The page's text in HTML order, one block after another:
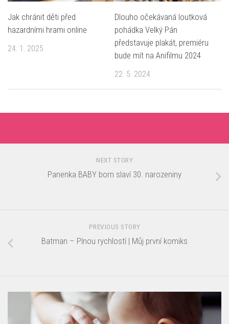
Jak chránit děti před
hazardními hrami online
24. 1. 2025
Dlouho očekávaná loutková
pohádka Velký Pán
představuje plakát, premiéru
bude mít na Anifilmu 2024
22. 5. 2024
NEXT STORY
Panenka BABY born slaví 30. narozeniny
PREVIOUS STORY
Batman – Plnou rychlostí | Můj první komiks